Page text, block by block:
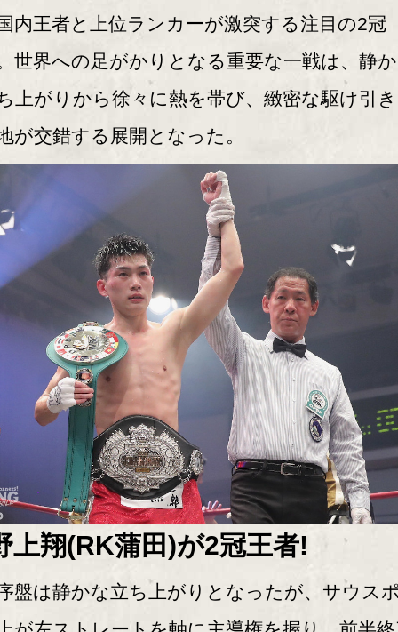
王者と上位ランカーが激突する注目の2冠
世界への足がかりとなる重要な一戦は、静
上がりから徐々に熱を帯び、緻密な駆け引
が交錯する展開となった。
上翔(RK蒲田)が2冠王者!
は静かな立ち上がりとなったが、サウス